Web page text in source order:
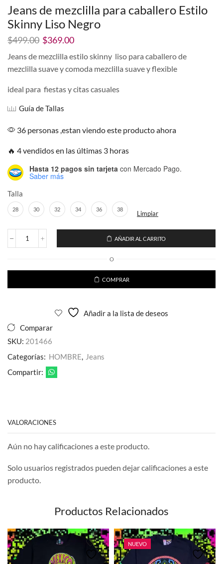
Jeans de mezclilla para caballero Estilo
Skinny Liso Negro
$499.00 El
original
era:
$369.00El
actual
es:
Jeans de mezclilla estilo skinny liso para caballero de
mezclilla suave y comoda mezclilla suave y flexible
ideal para fiestas y citas casuales
Guía de Tallas
36 personas ,estan viendo este producto ahora
🔥 4 vendidos en las últimas 3 horas
Hasta 12 pagos sin tarjeta con Mercado Pago.
Saber más
Talla
28 30 32 34 36 38 Limpiar
Jeans
para
Estilo
AÑADIR AL CARRITO
O
COMPRAR
Añadir a la lista de deseos
Comparar
SKU: 201466
Categorías: HOMBRE, Jeans
Compartir:
VALORACIONES
Aún no hay calificaciones a este producto.
Solo usuarios registrados pueden dejar calificaciones a este
producto.
Productos Relacionados
NUEVO